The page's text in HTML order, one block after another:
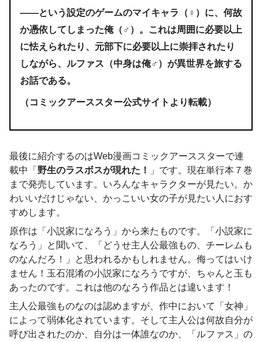
――という設定のゲームのマイキャラ（♀）に、何故
か憑依してしまった俺（♂）。これは周囲に必要以上
に怯えられたり、元部下に必要以上に崇拝されたり
しながら、ルファス（中身は俺♂）が異世界を旅する
お話である。
（コミックアーススター公式サイトより転載）
最後に紹介するのはWeb漫画コミックアーススターで連
載中「 野生のラスボスが現れた！
」です。現在単行本７巻
まで発売しています。いろんなキャラクターが見たい。か
わいいだけじゃない、かっこいい女の子が見たい人におす
すめします。
原作は「小説家になろう」から来たものです。「小説家に
なろう」と聞いて、「どうせ主人公最強もの、チーレムも
のなんだろ！」と思われるかもしれません。侮ってはいけ
ません！玉石混淆の小説家になろうですが、ちゃんと玉も
あったのです。これは他のなろう作品とは違います！
主人公最強ものなのは認めますが、作中において「女神」
によって弱体化されています。そして主人公は何故自分が
呼び出されたのか、自分は一体誰なのか、「ルファス」の